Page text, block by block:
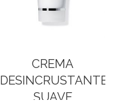
CREMA
DESINCRUSTANTE
SUAVE